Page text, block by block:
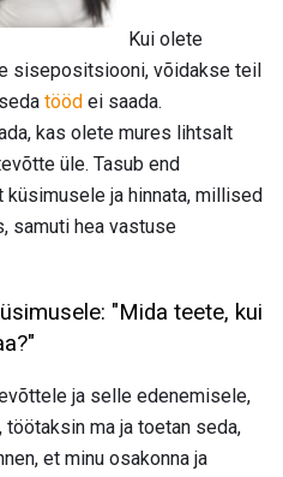
Kui olete
sisepositsiooni, võidakse teil
tööd ei saada.
kas olete mures lihtsalt
üle. Tasub end
ja hinnata, millised
samuti hea vastuse
"Mida teete, kui
ja selle edenemisele,
ma ja toetan seda,
et minu osakonna ja